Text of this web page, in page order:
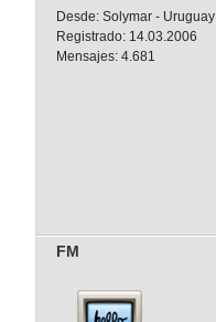
Desde: Solymar - Uruguay
Registrado: 14.03.2006
Mensajes: 4.681
FM